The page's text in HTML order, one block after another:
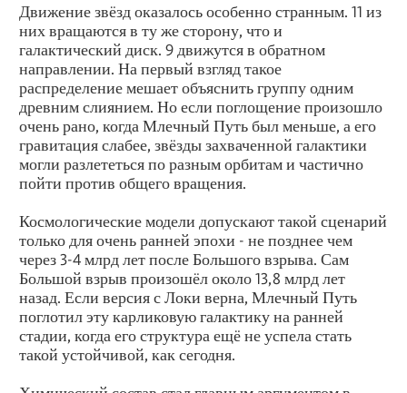
Движение звёзд оказалось особенно странным. 11 из
них вращаются в ту же сторону, что и
галактический диск. 9 движутся в обратном
направлении. На первый взгляд такое
распределение мешает объяснить группу одним
древним слиянием. Но если поглощение произошло
очень рано, когда Млечный Путь был меньше, а его
гравитация слабее, звёзды захваченной галактики
могли разлететься по разным орбитам и частично
пойти против общего вращения.
Космологические модели допускают такой сценарий
только для очень ранней эпохи - не позднее чем
через 3-4 млрд лет после Большого взрыва. Сам
Большой взрыв произошёл около 13,8 млрд лет
назад. Если версия с Локи верна, Млечный Путь
поглотил эту карликовую галактику на ранней
стадии, когда его структура ещё не успела стать
такой устойчивой, как сегодня.